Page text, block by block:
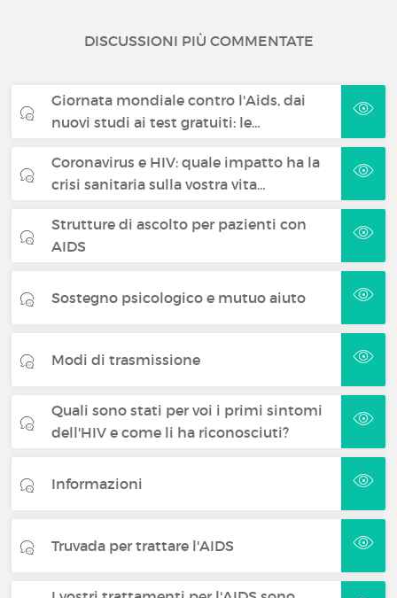
DISCUSSIONI PIÙ COMMENTATE
Giornata mondiale contro l'Aids, dai
nuovi studi ai test gratuiti: le…
Coronavirus e HIV: quale impatto ha la
crisi sanitaria sulla vostra vita…
Strutture di ascolto per pazienti con
AIDS
Sostegno psicologico e mutuo aiuto
Modi di trasmissione
Quali sono stati per voi i primi sintomi
dell'HIV e come li ha riconosciuti?
Informazioni
Truvada per trattare l'AIDS